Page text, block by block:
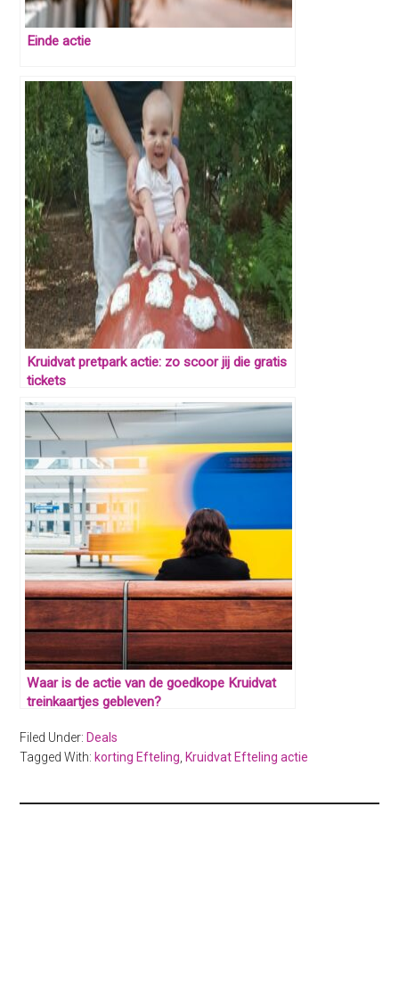
Einde actie
Kruidvat pretpark actie: zo scoor jij die gratis
tickets
Waar is de actie van de goedkope Kruidvat
treinkaartjes gebleven?
Filed Under:Deals
Tagged With:korting Efteling ,Kruidvat Efteling actie